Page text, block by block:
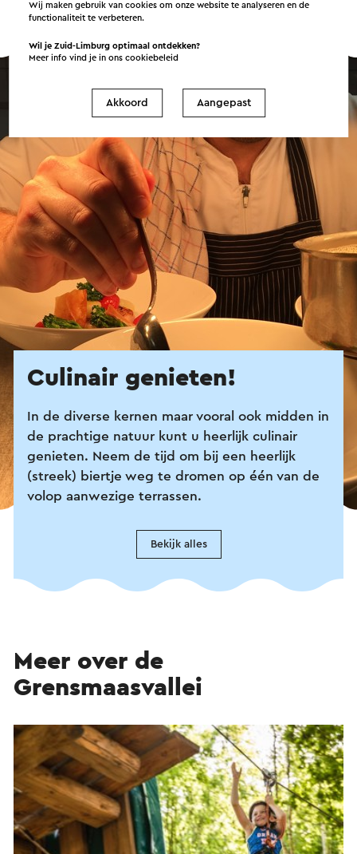
Culinair genieten!
In de diverse kernen maar vooral ook midden in
de prachtige natuur kunt u heerlijk culinair
genieten. Neem de tijd om bij een heerlijk
(streek) biertje weg te dromen op één van de
volop aanwezige terrassen.
Bekijk alles
Meer over de
Grensmaasvallei
Wij maken gebruik van cookies om onze website te analyseren en de
functionaliteit te verbeteren.
Wil je Zuid-Limburg optimaal ontdekken?
Meer info vind je in onscookiebeleid
Akkoord Aangepast